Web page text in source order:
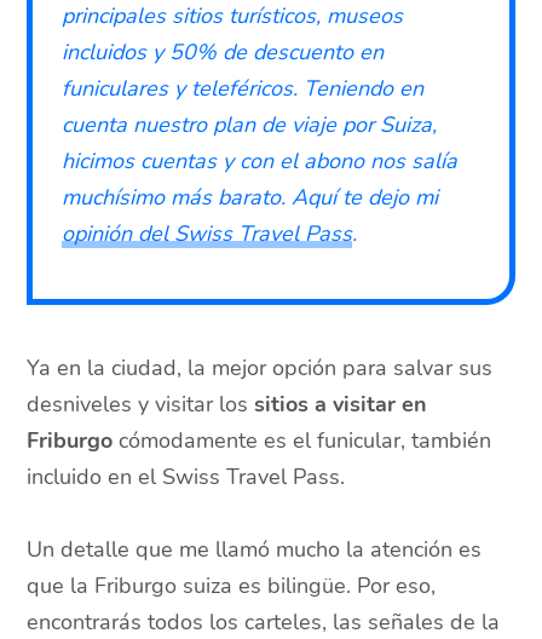
principales sitios turísticos, museos
incluidos y 50% de descuento en
funiculares y teleféricos. Teniendo en
cuenta nuestro plan de viaje por Suiza,
hicimos cuentas y con el abono nos salía
muchísimo más barato. Aquí te dejo mi
opinión del Swiss Travel Pass.
Ya en la ciudad, la mejor opción para salvar sus
desniveles y visitar los sitios a visitar en
Friburgo cómodamente es el funicular, también
incluido en el Swiss Travel Pass.
Un detalle que me llamó mucho la atención es
que la Friburgo suiza es bilingüe. Por eso,
encontrarás todos los carteles, las señales de la